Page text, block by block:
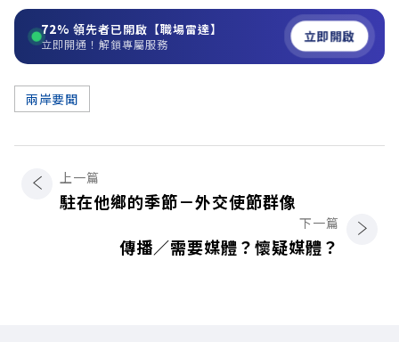
72% 領先者已開啟【職場雷達】
立即開通！解鎖專屬服務 立即開啟
兩岸要聞
上一篇
駐在他鄉的季節－外交使節群像
下一篇
傳播／需要媒體？懷疑媒體？